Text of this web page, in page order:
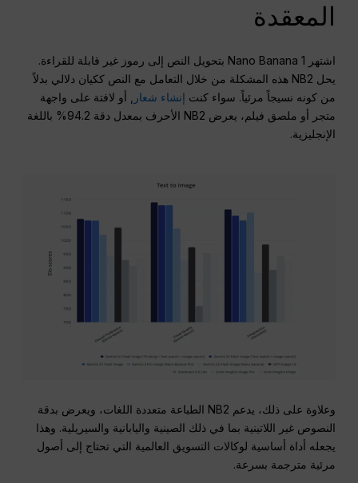
المعقدة
اشتهر Nano Banana 1 بتحويل النص إلى رموز غير قابلة للقراءة.
يحل NB2 هذه المشكلة من خلال التعامل مع النص ككيان دلالي بدلاً
من كونه نسيجاً مرئياً. سواء كنت إنشاء شعار
, أو لافتة على واجهة
متجر أو ملصق فيلم، يعرض NB2 الأحرف بمعدل دقة 94.2% باللغة
الإنجليزية.
وعلاوة على ذلك، يدعم NB2 الطباعة متعددة اللغات، ويعرض بدقة
النصوص غير اللاتينية بما في ذلك الصينية واليابانية والسيريلية. وهذا
يجعله أداة أساسية لوكالات التسويق العالمية التي تحتاج إلى أصول
مرئية مترجمة بسرعة.